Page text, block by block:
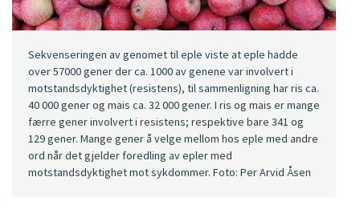
Sekvenseringen av genomet til eple viste at eple hadde
over 57000 gener der ca. 1000 av genene var involvert i
motstandsdyktighet (resistens), til sammenligning har ris ca.
40 000 gener og mais ca. 32 000 gener. I ris og mais er mange
færre gener involvert i resistens; respektive bare 341 og
129 gener. Mange gener å velge mellom hos eple med andre
ord når det gjelder foredling av epler med
motstandsdyktighet mot sykdommer. Foto: Per Arvid Åsen